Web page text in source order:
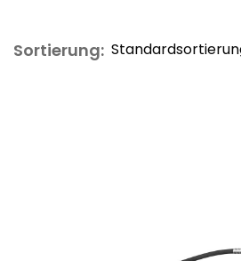
Sortierung: